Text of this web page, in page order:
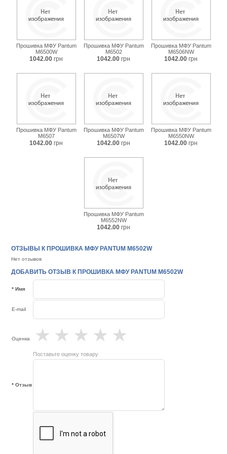
Прошивка МФУ Pantum
M6500W
1042.00 грн
Прошивка МФУ Pantum
M6502
1042.00 грн
Прошивка МФУ Pantum
M6506NW
1042.00 грн
Прошивка МФУ Pantum
M6507
1042.00 грн
Прошивка МФУ Pantum
M6507W
1042.00 грн
Прошивка МФУ Pantum
M6550NW
1042.00 грн
Прошивка МФУ Pantum
M6552NW
1042.00 грн
ОТЗЫВЫ К ПРОШИВКА МФУ PANTUM M6502W
Нет отзывов
ДОБАВИТЬ ОТЗЫВ К ПРОШИВКА МФУ PANTUM M6502W
* Имя
E-mail
Оценка ★
★
★
★
★
Поставьте оценку товару
* Отзыв